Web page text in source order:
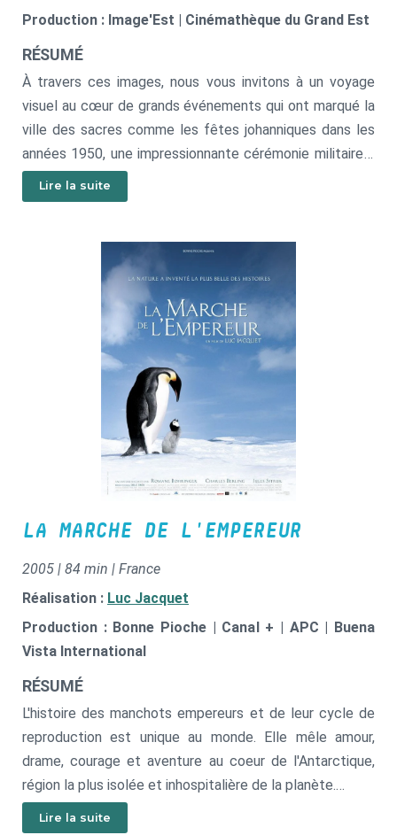
Production : Image'Est | Cinémathèque du Grand Est
RÉSUMÉ
À travers ces images, nous vous invitons à un voyage
visuel au cœur de grands événements qui ont marqué la
ville des sacres comme les fêtes johanniques dans les
années 1950, une impressionnante cérémonie militaire à
la base aérienne 112 et les images inédites du défilé de
la Victoire en 1945 avenue de Vesle.
Lire la suite
LA MARCHE DE L'EMPEREUR
2005 | 84 min | France
Réalisation : Luc Jacquet
Production : Bonne Pioche | Canal + | APC | Buena
Vista International
RÉSUMÉ
L'histoire des manchots empereurs et de leur cycle de
reproduction est unique au monde. Elle mêle amour,
drame, courage et aventure au coeur de l'Antarctique,
région la plus isolée et inhospitalière de la planète.
Lire la suite